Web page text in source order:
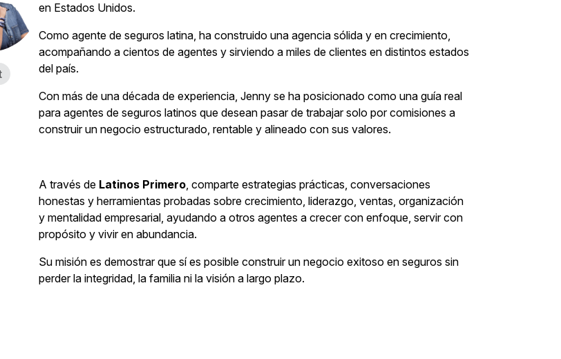
en Estados Unidos.
Como agente de seguros latina, ha construido una agencia sólida y en crecimiento,
acompañando a cientos de agentes y sirviendo a miles de clientes en distintos estados
del país.
Con más de una década de experiencia, Jenny se ha posicionado como una guía real
para agentes de seguros latinos que desean pasar de trabajar solo por comisiones a
construir un negocio estructurado, rentable y alineado con sus valores.
A través de Latinos Primero, comparte estrategias prácticas, conversaciones
honestas y herramientas probadas sobre crecimiento, liderazgo, ventas, organización
y mentalidad empresarial, ayudando a otros agentes a crecer con enfoque, servir con
propósito y vivir en abundancia.
Su misión es demostrar que sí es posible construir un negocio exitoso en seguros sin
perder la integridad, la familia ni la visión a largo plazo.